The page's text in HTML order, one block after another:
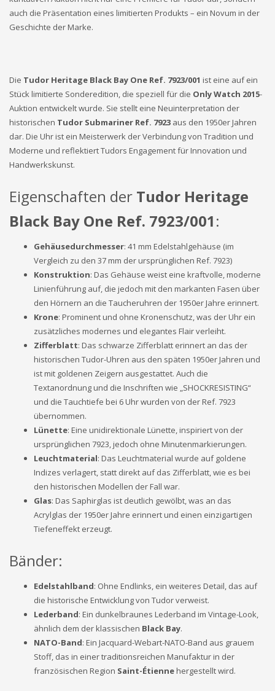
auch die Präsentation eines limitierten Produkts – ein Novum in der
Geschichte der Marke.
Die Tudor Heritage Black Bay One Ref. 7923/001 ist eine auf ein
Stück limitierte Sonderedition, die speziell für die Only Watch 2015-
Auktion entwickelt wurde. Sie stellt eine Neuinterpretation der
historischen Tudor Submariner Ref. 7923 aus den 1950er Jahren
dar. Die Uhr ist ein Meisterwerk der Verbindung von Tradition und
Moderne und reflektiert Tudors Engagement für Innovation und
Handwerkskunst.
Eigenschaften der Tudor Heritage
Black Bay One Ref. 7923/001:
Gehäusedurchmesser: 41 mm Edelstahlgehäuse (im
Vergleich zu den 37 mm der ursprünglichen Ref. 7923)
Konstruktion: Das Gehäuse weist eine kraftvolle, moderne
Linienführung auf, die jedoch mit den markanten Fasen über
den Hörnern an die Taucheruhren der 1950er Jahre erinnert.
Krone: Prominent und ohne Kronenschutz, was der Uhr ein
zusätzliches modernes und elegantes Flair verleiht.
Zifferblatt: Das schwarze Zifferblatt erinnert an das der
historischen Tudor-Uhren aus den späten 1950er Jahren und
ist mit goldenen Zeigern ausgestattet. Auch die
Textanordnung und die Inschriften wie „SHOCKRESISTING“
und die Tauchtiefe bei 6 Uhr wurden von der Ref. 7923
übernommen.
Lünette: Eine unidirektionale Lünette, inspiriert von der
ursprünglichen 7923, jedoch ohne Minutenmarkierungen.
Leuchtmaterial: Das Leuchtmaterial wurde auf goldene
Indizes verlagert, statt direkt auf das Zifferblatt, wie es bei
den historischen Modellen der Fall war.
Glas: Das Saphirglas ist deutlich gewölbt, was an das
Acrylglas der 1950er Jahre erinnert und einen einzigartigen
Tiefeneffekt erzeugt.
Bänder:
Edelstahlband: Ohne Endlinks, ein weiteres Detail, das auf
die historische Entwicklung von Tudor verweist.
Lederband: Ein dunkelbraunes Lederband im Vintage-Look,
ähnlich dem der klassischen Black Bay.
NATO-Band: Ein Jacquard-Webart-NATO-Band aus grauem
Stoff, das in einer traditionsreichen Manufaktur in der
französischen Region Saint-Étiennehergestellt wird.